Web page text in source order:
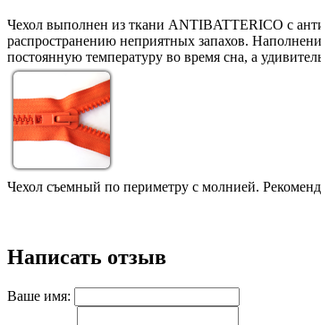
Чехол выполнен из ткани ANTIBATTERICO с
распространению неприятных запахов.
постоянную температуру во время сна, а
Чехол съемный по периметру с молнией.
Написать отзыв
Ваше имя: